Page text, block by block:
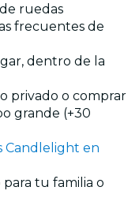
de ruedas
frecuentes de
dentro de la
privado o comprar
grande (+30
Candlelight en
tu familia o